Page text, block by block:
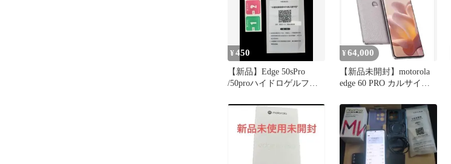
¥450
【新品】Edge 50sPro
/50proハイドロゲルフィ
¥ 64,000
【新品未開封】motorola
edge 60 PRO カルサイト